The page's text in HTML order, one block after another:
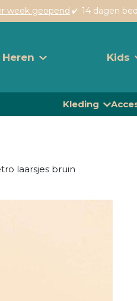
week geopend 14 dagen
Heren Kids
Kleding
laarsjes bruin